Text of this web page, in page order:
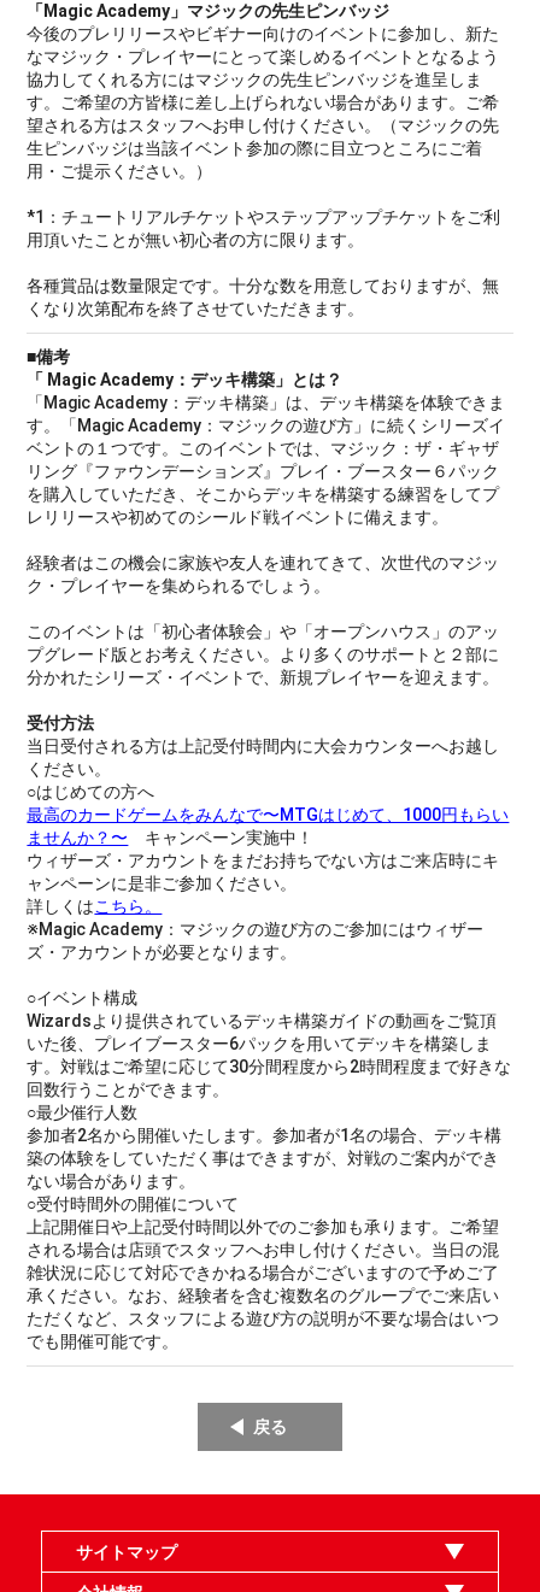
「Magic Academy」マジックの先生ピンバッジ
今後のプレリリースやビギナー向けのイベントに参加し、新た
なマジック・プレイヤーにとって楽しめるイベントとなるよう
協力してくれる方にはマジックの先生ピンバッジを進呈しま
す。ご希望の方皆様に差し上げられない場合があります。ご希
望される方はスタッフへお申し付けください。（マジックの先
生ピンバッジは当該イベント参加の際に目立つところにご着
用・ご提示ください。）
*1：チュートリアルチケットやステップアップチケットをご利
用頂いたことが無い初心者の方に限ります。
各種賞品は数量限定です。十分な数を用意しておりますが、無
くなり次第配布を終了させていただきます。
■備考
「 Magic Academy：デッキ構築」とは？
「Magic Academy：デッキ構築」は、デッキ構築を体験できま
す。「Magic Academy：マジックの遊び方」に続くシリーズイ
ベントの１つです。このイベントでは、マジック：ザ・ギャザ
リング『ファウンデーションズ』プレイ・ブースター６パック
を購入していただき、そこからデッキを構築する練習をしてプ
レリリースや初めてのシールド戦イベントに備えます。
経験者はこの機会に家族や友人を連れてきて、次世代のマジッ
ク・プレイヤーを集められるでしょう。
このイベントは「初心者体験会」や「オープンハウス」のアッ
プグレード版とお考えください。より多くのサポートと２部に
分かれたシリーズ・イベントで、新規プレイヤーを迎えます。
受付方法
当日受付される方は上記受付時間内に大会カウンターへお越し
ください。
○はじめての方へ
最高のカードゲームをみんなで〜MTGはじめて、1000円もらい
ませんか？〜 キャンペーン実施中！
ウィザーズ・アカウントをまだお持ちでない方はご来店時にキ
ャンペーンに是非ご参加ください。
詳しくはこちら。
※Magic Academy：マジックの遊び方のご参加にはウィザー
ズ・アカウントが必要となります。
○イベント構成
Wizardsより提供されているデッキ構築ガイドの動画をご覧頂
いた後、プレイブースター6パックを用いてデッキを構築しま
す。対戦はご希望に応じて30分間程度から2時間程度まで好きな
回数行うことができます。
○最少催行人数
参加者2名から開催いたします。参加者が1名の場合、デッキ構
築の体験をしていただく事はできますが、対戦のご案内ができ
ない場合があります。
○受付時間外の開催について
上記開催日や上記受付時間以外でのご参加も承ります。ご希望
される場合は店頭でスタッフへお申し付けください。当日の混
雑状況に応じて対応できかねる場合がございますので予めご了
承ください。なお、経験者を含む複数名のグループでご来店い
ただくなど、スタッフによる遊び方の説明が不要な場合はいつ
でも開催可能です。
戻る
サイトマップ